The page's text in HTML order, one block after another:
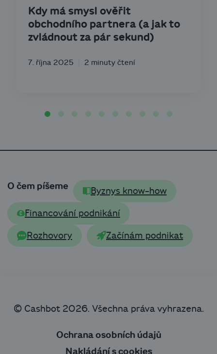
Kdy má smysl ověřit
obchodního partnera (a jak to
zvládnout za pár sekund)
7. října 2025 2 minuty čtení
O čem píšeme Byznys know-how
Financování podnikání
Rozhovory Začínám podnikat
© Cashbot 2026. Všechna práva vyhrazena.
Ochrana osobních údajů
Nakládání s cookies